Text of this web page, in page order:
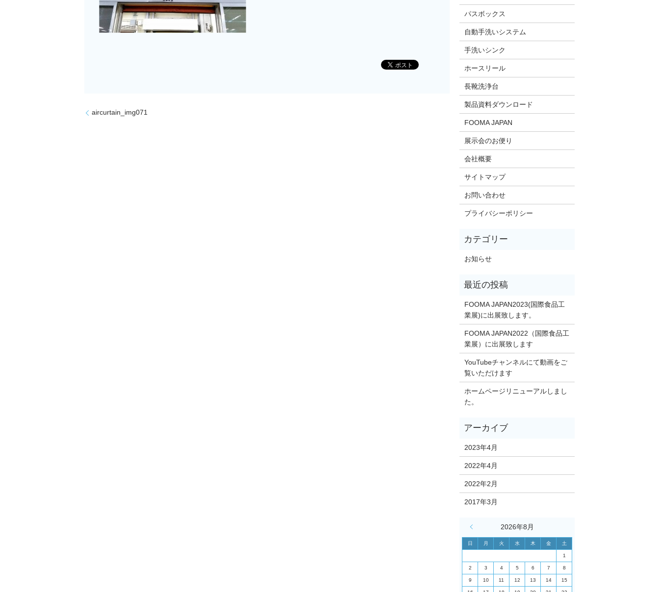
aircurtain_img071
パスボックス
自動手洗いシステム
手洗いシンク
ホースリール
長靴洗浄台
製品資料ダウンロード
FOOMA JAPAN
展示会のお便り
会社概要
サイトマップ
お問い合わせ
プライバシーポリシー
お知らせ
FOOMA JAPAN2023(国際食品工
業展)に出展致します。
FOOMA JAPAN2022（国際食品工
業展）に出展致します
YouTubeチャンネルにて動画をご
覧いただけます
ホームページリニューアルしまし
た。
2023年4月
2022年4月
2022年2月
2017年3月
2026年8月
日 月 火 水 木 金 土
1
2 3 4 5 6 7 8
9 10 11 12 13 14 15